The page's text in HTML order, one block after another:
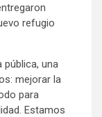
refugio
pública, una
mejorar la
para
Estamos